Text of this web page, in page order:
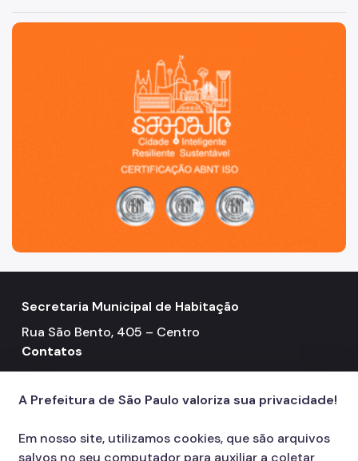
São Paulo, cidade inteligente, resiliente e sustentável
Secretaria Municipal de Habitação
Rua São Bento, 405 – Centro
Contatos
Telefone: 3322-4500
A Prefeitura de São Paulo valoriza sua privacidade!
Em nosso site, utilizamos cookies, que são arquivos
salvos no seu computador para auxiliar a coletar